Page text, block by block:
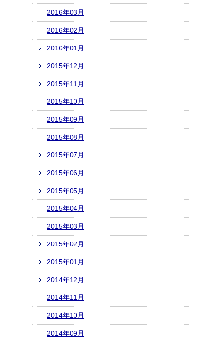
2016年03月
2016年02月
2016年01月
2015年12月
2015年11月
2015年10月
2015年09月
2015年08月
2015年07月
2015年06月
2015年05月
2015年04月
2015年03月
2015年02月
2015年01月
2014年12月
2014年11月
2014年10月
2014年09月